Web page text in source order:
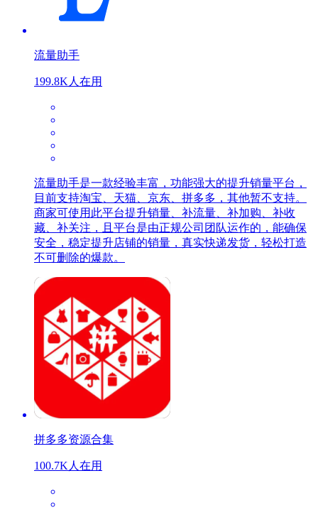
流量助手
199.8K人在用
流量助手是一款经验丰富，功能强大的提升销量平台，
目前支持淘宝、天猫、京东、拼多多，其他暂不支持。
商家可使用此平台提升销量、补流量、补加购、补收
藏、补关注，且平台是由正规公司团队运作的，能确保
安全，稳定提升店铺的销量，真实快递发货，轻松打造
不可删除的爆款。
拼多多资源合集
100.7K人在用